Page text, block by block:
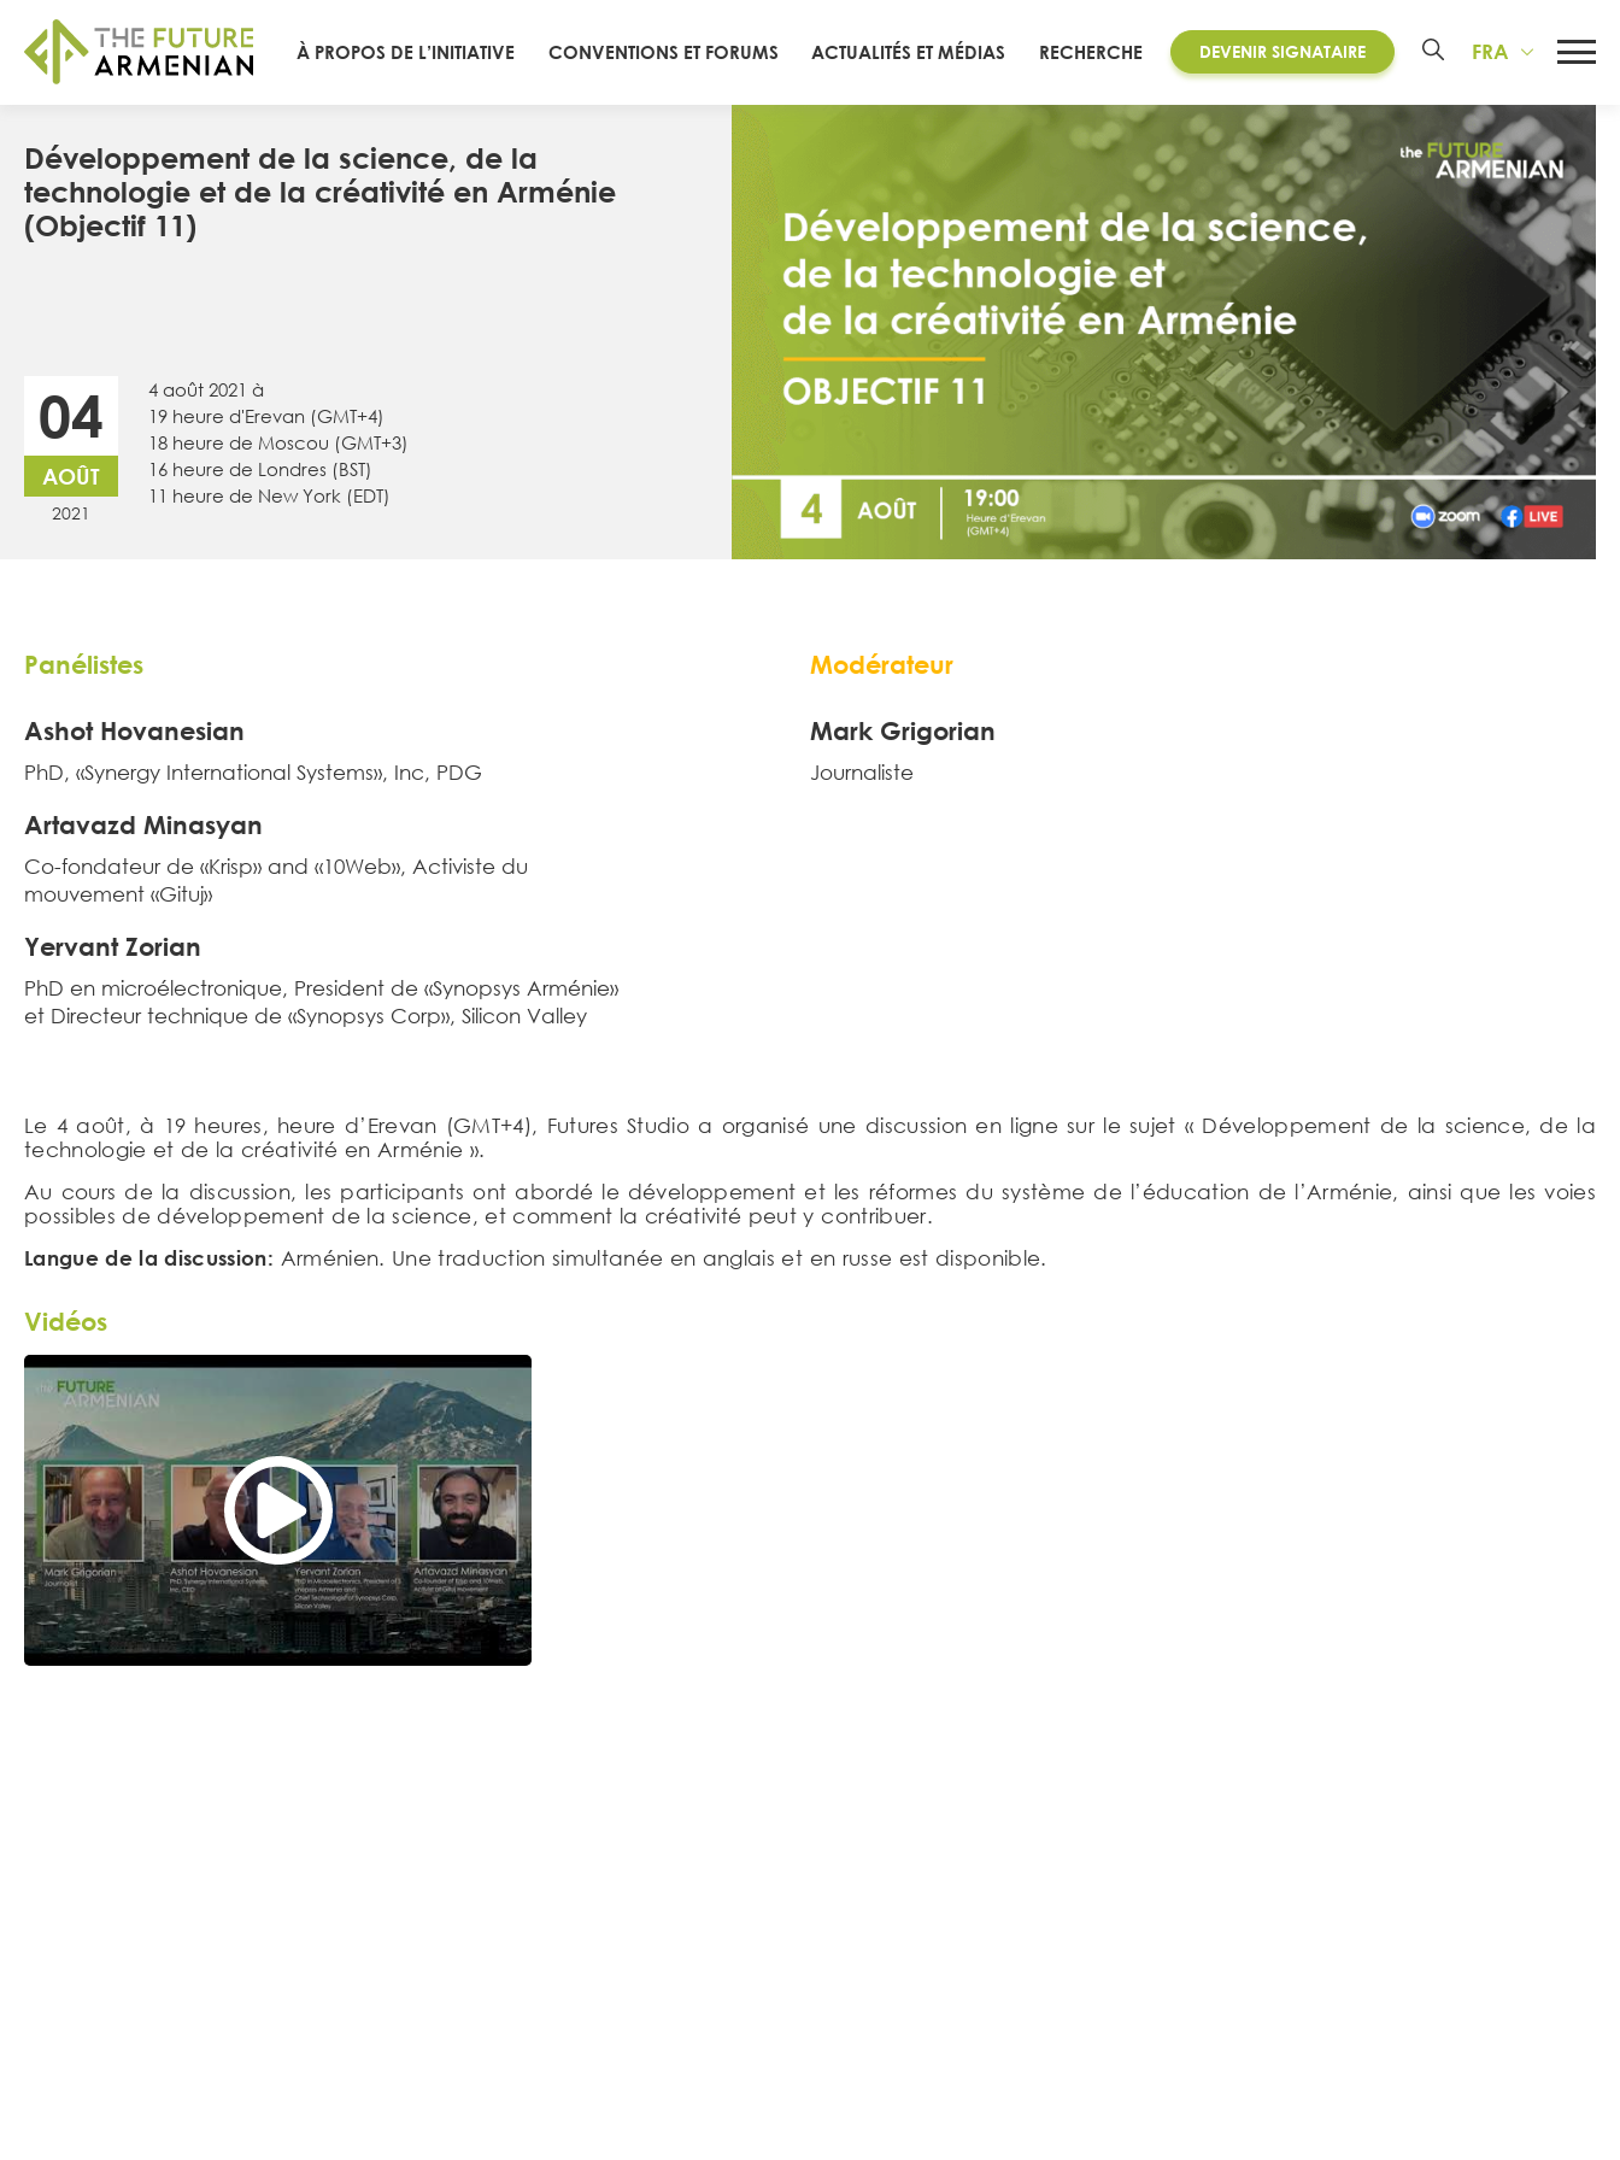
À PROPOS DE L’INITIATIVE CONVENTIONS ET FORUMS ACTUALITÉS ET MÉDIAS RECHERCHE DEVENIR SIGNATAIRE FRA
Développement de la science, de la
technologie et de la créativité en Arménie
(Objectif 11)
04
AOÛT
2021
4 août 2021 à
19 heure d'Erevan (GMT+4)
18 heure de Moscou (GMT+3)
16 heure de Londres (BST)
11 heure de New York (EDT)
Panélistes
Ashot Hovanesian
PhD, «Synergy International Systems», Inc, PDG
Artavazd Minasyan
Co-fondateur de «Krisp» and «10Web», Activiste du
mouvement «Gituj»
Yervant Zorian
PhD en microélectronique, President de «Synopsys Arménie»
et Directeur technique de «Synopsys Corp», Silicon Valley
Modérateur
Mark Grigorian
Journaliste
Le 4 août, à 19 heures, heure d’Erevan (GMT+4), Futures Studio a organisé une discussion en ligne sur le sujet « Développement de la science, de la
technologie et de la créativité en Arménie ».
Au cours de la discussion, les participants ont abordé le développement et les réformes du système de l’éducation de l’Arménie, ainsi que les voies
possibles de développement de la science, et comment la créativité peut y contribuer.
Langue de la discussion: Arménien. Une traduction simultanée en anglais et en russe est disponible.
Vidéos